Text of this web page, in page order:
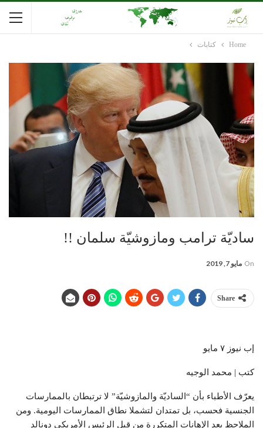
Home كتابات
ساديّة ترامب ومازوشيّة سلمان !!
On مايو 7, 2019
Share
إب نيوز ٧ مايو
كتب | محمد الوجيه
يعرّف الأطباء بأن “الساديّة والمازوشيّة” لا ترتبطان بالممارسات
الجنسية فحسب، بل تمتدان لتشملا نطاق الممارسات اليومية. ومن
الملاحظ بعد الإهانات المتكررة من قبل الرئيس الأمريكي دونالد